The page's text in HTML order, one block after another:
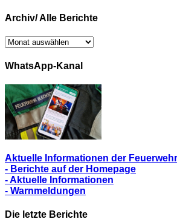
Archiv/ Alle Berichte
Archiv/
Berichte
WhatsApp-Kanal
Aktuelle Informationen der
- Berichte auf der Homepage
- Aktuelle Informationen
- Warnmeldungen
Die letzte Berichte